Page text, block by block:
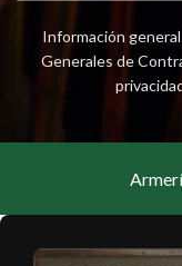
Información general
Generales de